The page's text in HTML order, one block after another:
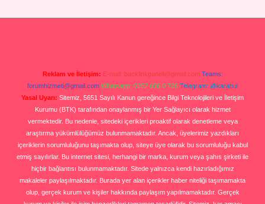
Reklam ve İletişim: E-mail: backlinkpaneli@gmail.com Teams:
forumhizmeti@gmail.com Whatsapp: 0262 606 0 726 Telegram: @karabul
Yasal Uyarı: Sitemiz, 5651 Sayılı Kanun gereğince Bilgi Teknolojileri ve İletişim
Kurumu (BTK) tarafından onaylanmış bir Yer Sağlayıcı olarak hizmet
vermektedir. Bu nedenle, sitedeki içerikleri proaktif olarak denetleme veya
araştırma yükümlülüğümüz bulunmamaktadır. Ancak, üyelerimiz yazdıkları
içeriklerin sorumluluğunu taşımakta olup, siteye üye olarak bu sorumluluğu kabul
etmiş sayılırlar. Bu internet sitesi, herhangi bir marka, kurum veya şahıs şirketi ile
hiçbir bağlantısı bulunmamaktadır. Sitede yalnızca kendi hazırladığımız
makaleler paylaşılmaktadır. Burada yer alan içerikler haber niteliği taşımamakta
olup, gerçek kurum ve kişiler hakkında paylaşım yapılmamaktadır. Gerçek